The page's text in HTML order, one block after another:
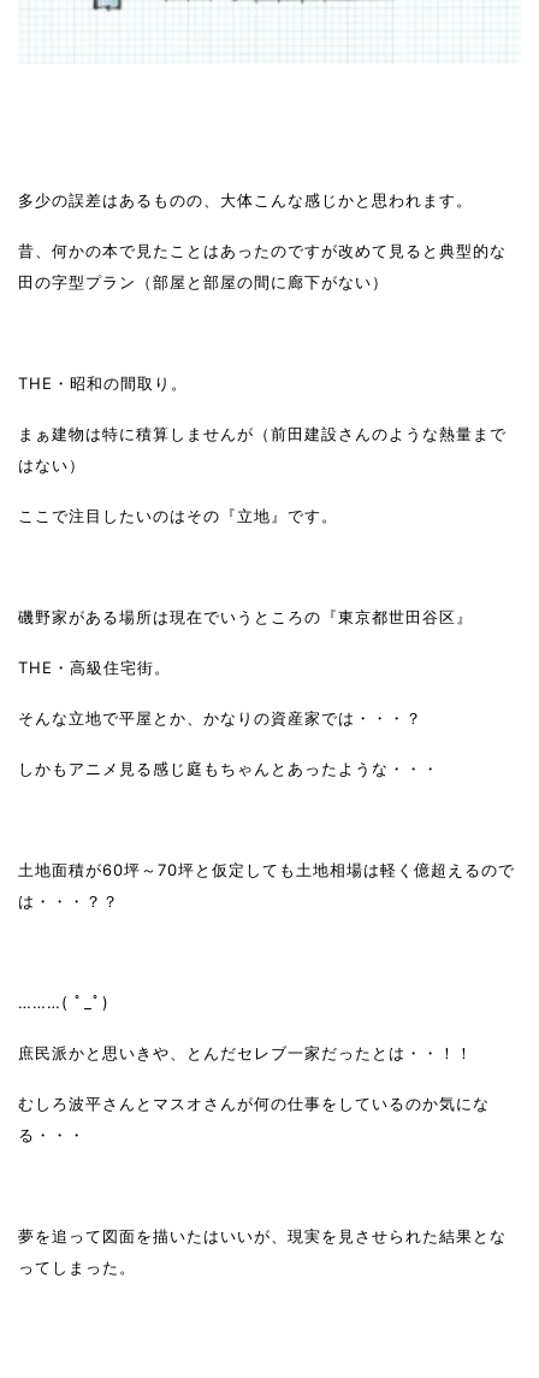
多少の誤差はあるものの、大体こんな感じかと思われます。
昔、何かの本で見たことはあったのですが改めて見ると典型的な
田の字型プラン（部屋と部屋の間に廊下がない）
THE・昭和の間取り。
まぁ建物は特に積算しませんが（前田建設さんのような熱量まで
はない）
ここで注目したいのはその『立地』です。
磯野家がある場所は現在でいうところの『東京都世田谷区』
THE・高級住宅街。
そんな立地で平屋とか、かなりの資産家では・・・？
しかもアニメ見る感じ庭もちゃんとあったような・・・
土地面積が60坪～70坪と仮定しても土地相場は軽く億超えるので
は・・・？？
………( ﾟ_ﾟ)
庶民派かと思いきや、とんだセレブ一家だったとは・・！！
むしろ波平さんとマスオさんが何の仕事をしているのか気にな
る・・・
夢を追って図面を描いたはいいが、現実を見させられた結果とな
ってしまった。